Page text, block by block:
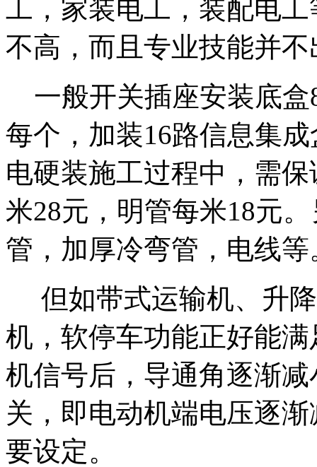
工，家装电工，装配电
不高，而且专业技能并
一般开关插座安装底盒
每个，加装16路信息集
电硬装施工过程中，需
米28元，明管每米18元
管，加厚冷弯管，电线等
但如带式运输机、升
机，软停车功能正好能
机信号后，导通角逐渐
关，即电动机端电压逐
要设定。